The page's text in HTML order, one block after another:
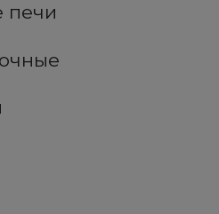
печи